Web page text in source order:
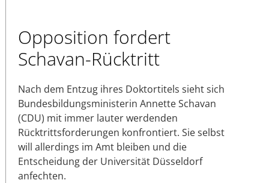
Opposition fordert
Schavan-Rücktritt
Nach dem Entzug ihres Doktortitels sieht sich
Bundesbildungsministerin Annette Schavan
(CDU) mit immer lauter werdenden
Rücktrittsforderungen konfrontiert. Sie selbst
will allerdings im Amt bleiben und die
Entscheidung der Universität Düsseldorf
anfechten.